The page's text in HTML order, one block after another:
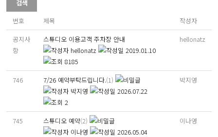
검색
번호
제목
작성자
공지사
항
스튜디오 이용고객 주차장 안내
hellonatz
2019.01.10
8185
hellonatz
746 7/26 예약부탁드립니다.(1)
박지영
2026.07.22
2
박지영
745 스튜디오 예약(2)
이나영
2026.05.04
이나영